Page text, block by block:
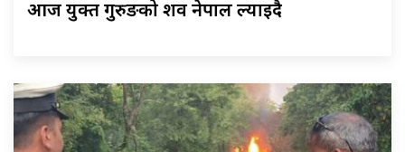
आज युक्त गुरुङको शव नेपाल ल्याइदै